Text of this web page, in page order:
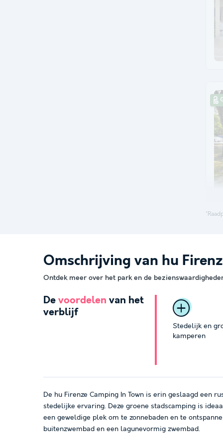
Omschrijving van hu
Ontdek meer over het park en de
De voordelen van het
verblijf
Stedelijk en
kamperen
De hu Firenze Camping In Town is erin geslaagd een
stedelijke ervaring. Deze groene stadscamping is
een geweldige plek om te zonnebaden en te
buitenzwembad en een lagunevormig zwembad.